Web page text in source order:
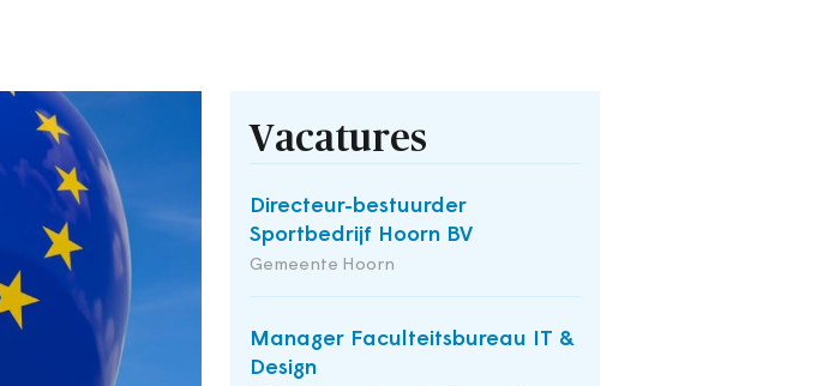
Vacatures
Directeur-bestuurder
Sportbedrijf Hoorn BV
Gemeente Hoorn
Manager Faculteitsbureau IT &
Design